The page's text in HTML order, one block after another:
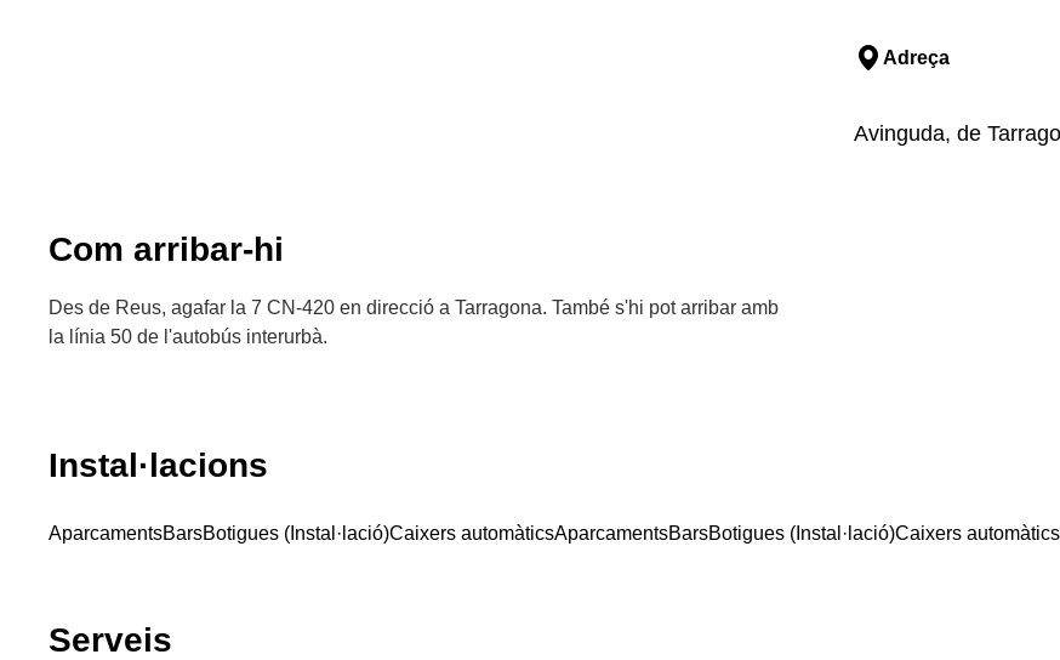
Adreça
Avinguda, de
Com arribar-hi
Des de Reus, agafar la 7 CN-420 en direcció a Tarragona. També s'hi pot arribar amb
la línia 50 de l'autobús interurbà.
Instal·lacions
AparcamentsBarsBotigues (Instal·lació)Caixers automàticsAparcamentsBarsBotigues (Instal·lació)Caixers automàtics
Serveis